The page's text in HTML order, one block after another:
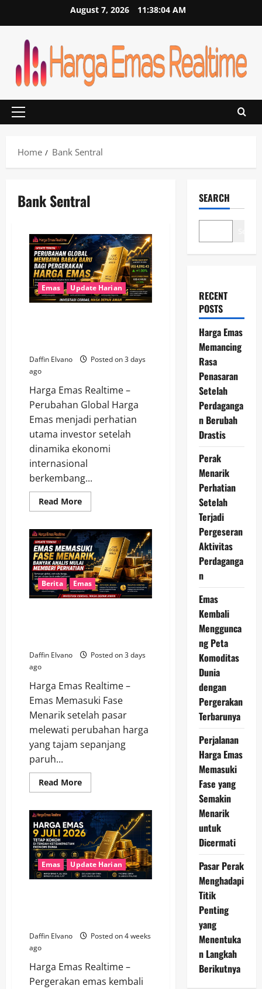
August 7, 2026 11:38:04 AM
Primary
Home
Bank Sentral
Bank Sentral
Emas Update Harian
Daffin Elvano
Posted on 3 days
ago
Harga Emas Realtime –
Perubahan Global Harga
Emas menjadi perhatian
utama investor setelah
dinamika ekonomi
internasional
berkembang...
Read MoreRead
more
Global
Membawa
Babak
Baru
bagi
Pergerakan
Harga
Emas
Berita Emas
Daffin Elvano
Posted on 3 days
ago
Harga Emas Realtime –
Emas Memasuki Fase
Menarik setelah pasar
melewati perubahan harga
yang tajam sepanjang
paruh...
Read MoreRead
more
Memasuki
Fase
Menarik,
Banyak
Analis
Mulai
Memberi
Perhatian
Emas Update Harian
Daffin Elvano
Posted on 4 weeks
ago
Harga Emas Realtime –
Pergerakan emas kembali
SEARCH
RECENT
POSTS
Harga Emas
Memancing
Rasa
Penasaran
Setelah
Perdaganga
n Berubah
Drastis
Perak
Menarik
Perhatian
Setelah
Terjadi
Pergeseran
Aktivitas
Perdaganga
n
Emas
Kembali
Menggunca
ng Peta
Komoditas
Dunia
dengan
Pergerakan
Terbarunya
Perjalanan
Harga Emas
Memasuki
Fase yang
Semakin
Menarik
untuk
Dicermati
Pasar Perak
Menghadapi
Titik
Penting
yang
Menentuka
n Langkah
Berikutnya